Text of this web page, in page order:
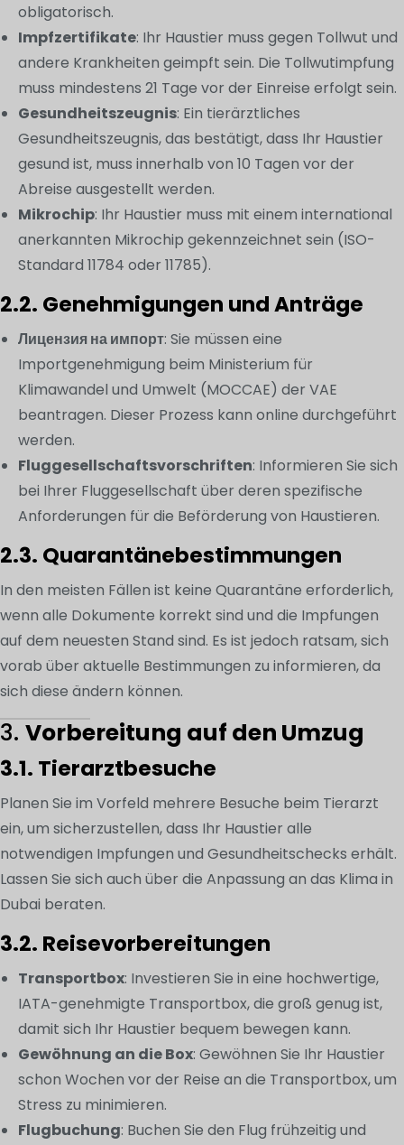
obligatorisch.
Impfzertifikate: Ihr Haustier muss gegen Tollwut und
andere Krankheiten geimpft sein. Die Tollwutimpfung
muss mindestens 21 Tage vor der Einreise erfolgt sein.
Gesundheitszeugnis: Ein tierärztliches
Gesundheitszeugnis, das bestätigt, dass Ihr Haustier
gesund ist, muss innerhalb von 10 Tagen vor der
Abreise ausgestellt werden.
Mikrochip: Ihr Haustier muss mit einem international
anerkannten Mikrochip gekennzeichnet sein (ISO-
Standard 11784 oder 11785).
2.2. Genehmigungen und Anträge
Лицензия на импорт: Sie müssen eine
Importgenehmigung beim Ministerium für
Klimawandel und Umwelt (MOCCAE) der VAE
beantragen. Dieser Prozess kann online durchgeführt
werden.
Fluggesellschaftsvorschriften: Informieren Sie sich
bei Ihrer Fluggesellschaft über deren spezifische
Anforderungen für die Beförderung von Haustieren.
2.3. Quarantänebestimmungen
In den meisten Fällen ist keine Quarantäne erforderlich,
wenn alle Dokumente korrekt sind und die Impfungen
auf dem neuesten Stand sind. Es ist jedoch ratsam, sich
vorab über aktuelle Bestimmungen zu informieren, da
sich diese ändern können.
3. Vorbereitung auf den Umzug
3.1. Tierarztbesuche
Planen Sie im Vorfeld mehrere Besuche beim Tierarzt
ein, um sicherzustellen, dass Ihr Haustier alle
notwendigen Impfungen und Gesundheitschecks erhält.
Lassen Sie sich auch über die Anpassung an das Klima in
Dubai beraten.
3.2. Reisevorbereitungen
Transportbox: Investieren Sie in eine hochwertige,
IATA-genehmigte Transportbox, die groß genug ist,
damit sich Ihr Haustier bequem bewegen kann.
Gewöhnung an die Box: Gewöhnen Sie Ihr Haustier
schon Wochen vor der Reise an die Transportbox, um
Stress zu minimieren.
Flugbuchung: Buchen Sie den Flug frühzeitig und